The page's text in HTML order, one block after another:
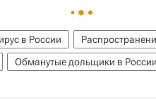
в России
Обманутые дольщики в России